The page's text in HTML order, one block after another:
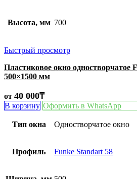
Высота, мм 700
Быстрый просмотр
Пластиковое окно одностворчатое
500×1500 мм
от 40 000₸
В корзину Оформить в WhatsApp
Тип окна Одностворчатое окно
Профиль Funke Standart 58